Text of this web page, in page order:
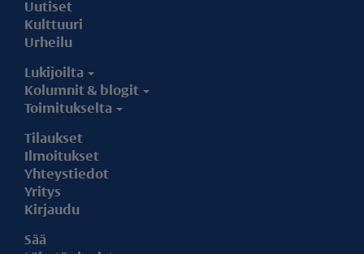
Uutiset
Kulttuuri
Urheilu
Lukijoilta
Kolumnit & blogit
Toimitukselta
Tilaukset
Ilmoitukset
Yhteystiedot
Yritys
Kirjaudu
Sää